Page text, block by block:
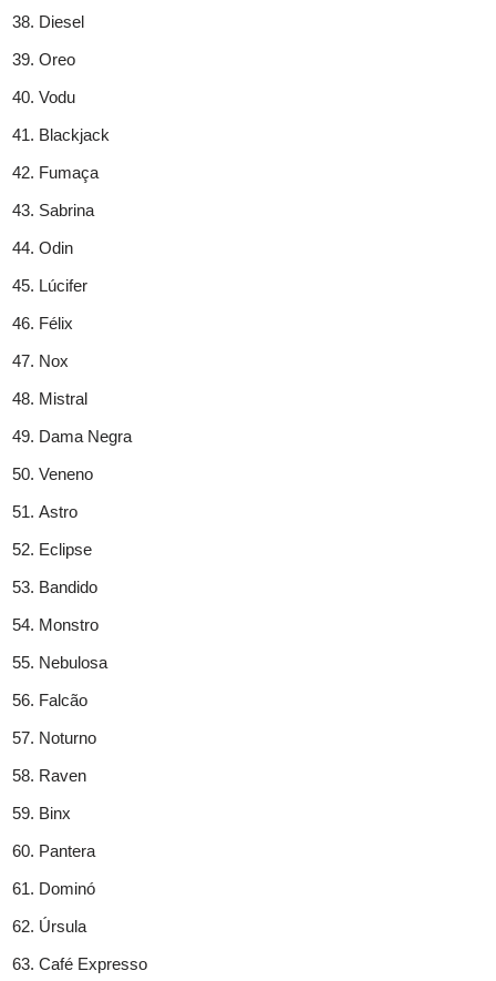
Diesel
Oreo
Vodu
Blackjack
Fumaça
Sabrina
Odin
Lúcifer
Félix
Nox
Mistral
Dama Negra
Veneno
Astro
Eclipse
Bandido
Monstro
Nebulosa
Falcão
Noturno
Raven
Binx
Pantera
Dominó
Úrsula
Café Expresso